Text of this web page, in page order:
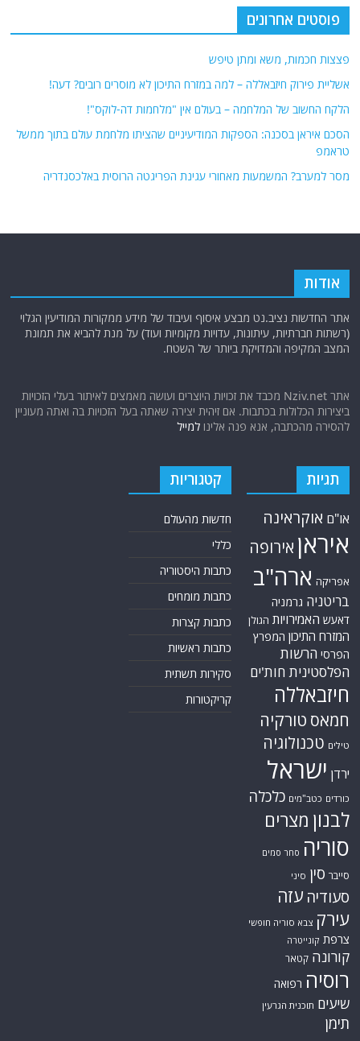
פוסטים אחרונים
פצצות חכמות, משא ומתן טיפש
אשליית פירוק חיזבאללה – למה במזרח התיכון לא מוסרים רובים? דעה!
הלקח החשוב של המלחמה – בעולם אין "מלחמות דה-לוקס"!
הסכם איראן בסכנה: הספקות המודיעיניים שהציתו מלחמת עולם בתוך ממשל
טראמפ
מסר למערב? המשמעות מאחורי עגינת הפריגטה הרוסית באלכסנדריה
אודות
אתר החדשות נציב.נט מבצע איסוף ועיבוד של מידע ממקורות המודיעין הגלוי
(רשתות חברתיות, עיתונות, עדויות מקומיות ועוד) על מנת להביא את תמונת
המצב המקיפה והמדויקת ביותר של השטח.
אתר Nziv.net מכבד את זכויות היוצרים ועושה מאמצים לאיתור בעלי הזכויות
ביצירות הכלולות בכתבות. אם זיהית יצירה שאתה בעל הזכויות בה ואתה מעוניין
להסירה מהכתבה, אנא פנה אלינולמייל
תגיות
או"ם אוקראינה
איראן אירופה
אפריקה ארה"ב
בריטניה גרמניה
דאעש האמירויות הגולן
המזרח התיכון המפרץ
הפרסי הרשות
הפלסטינית חות'ים
חיזבאללה
חמאס טורקיה
טילים טכנולוגיה
ירדן ישראל
כורדים כטב"מים כלכלה
לבנון מצרים
סוריה סחר סמים
סייבר סין סיני
סעודיה עזה
עירק צבא סוריה חופשי
צרפת קונייטרה
קורונה קטאר
רוסיה רפואה
שיעים תוכנית הגרעין
תימן
קטגוריות
חדשות מהעולם
כללי
כתבות היסטוריה
כתבות מומחים
כתבות קצרות
כתבות ראשיות
סקירות תשתית
קריקטורות